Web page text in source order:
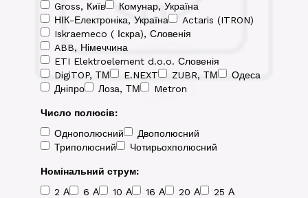
Gross, Київ
Комунар, Україна
НІК-Електроніка, Україна
Actaris (ITRON)
Iskraemeco ( Іскра), Словенія
ABB, Німеччина
ETI Elektroelement d.o.o. Словенія
DigiTOP, ТМ
E.NEXT ZUBR, ТМ
Одеса
Дніпро
Лоза, ТМ Metron
Число полюсів:
Однополюсний
Двополюсний
Триполюсний
Чотирьохполюсний
Номінальний струм:
2 А
6 А 10 А 16 А 20 А
25 А